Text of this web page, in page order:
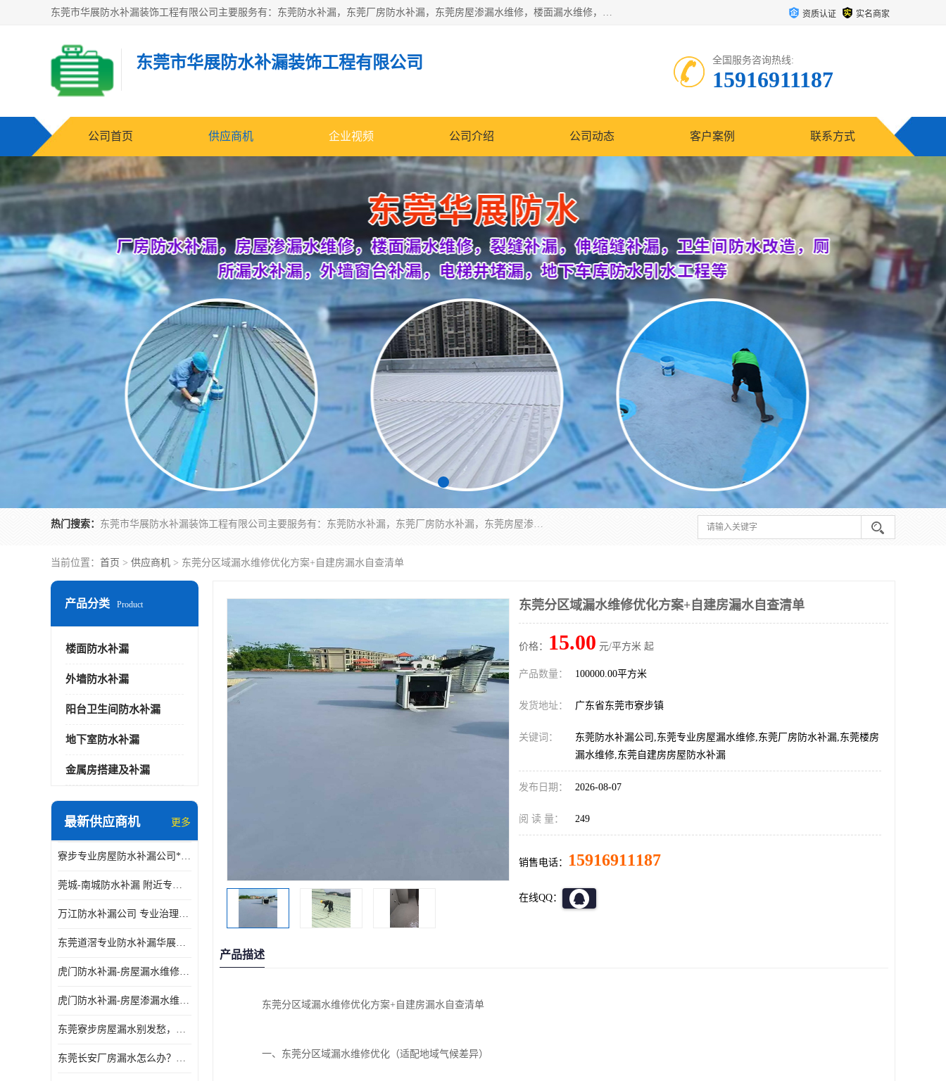
东莞市华展防水补漏装饰工程有限公司主要服务有：东莞防水补漏，东莞厂房防水补漏，东莞房屋渗漏水维修，楼面漏水维修，裂缝补漏，伸缩缝补漏，卫生间防水改造，厕所漏水补漏，外墙窗台补漏，电梯井堵漏，地下车库防水引水工程等 资质认证 实名商家
东莞市华展防水补漏装饰工程有限公司 全国服务咨询热线:
15916911187
公司首页 供应商机 企业视频 公司介绍 公司动态 客户案例 联系方式
热门搜索： 东莞市华展防水补漏装饰工程有限公司主要服务有：东莞防水补漏，东莞厂房防水补漏，东莞房屋渗漏水维修，楼面漏水维修，裂缝补漏，伸缩缝补漏，卫生间防水改造，厕所漏水补漏，外墙窗台补漏，电梯井堵漏，地下车库防水引水工程等
当前位置： 首页 > 供应商机 > 东莞分区域漏水维修优化方案+自建房漏水自查清单
产品分类 Product
楼面防水补漏
外墙防水补漏
阳台卫生间防水补漏
地下室防水补漏
金属房搭建及补漏
最新供应商机 更多
寮步专业房屋防水补漏公司*华展防水，值得信赖的选择
莞城-南城防水补漏 附近专修房屋漏水 免费上门看现场 修不好不收费
万江防水补漏公司 专业治理各项建筑物渗漏水 精准选材 快速止水
东莞道滘专业防水补漏华展防水更专业，及时高效，五年质保
虎门防水补漏-房屋漏水维修 免费上门提供方案 高效解决渗漏水问题
虎门防水补漏-房屋渗漏水维修 免费上门提供方案 验收合格再收费
东莞寮步房屋漏水别发愁，华展防水为您解烦忧！
东莞长安厂房漏水怎么办？华展防水24小时解决渗漏难题
东莞分区域漏水维修优化方案+自建房漏水自查清单
价格： 15.00 元/平方米 起
产品数量： 100000.00平方米
发货地址： 广东省东莞市寮步镇
关键词：
东莞防水补漏公司,东莞专业房屋漏水维修,东莞厂房防水补漏,东莞楼房
漏水维修,东莞自建房房屋防水补漏
发布日期： 2026-08-07
阅 读 量： 249
销售电话： 15916911187
在线QQ：
产品描述
东莞分区域漏水维修优化方案+自建房漏水自查清单
一、东莞分区域漏水维修优化（适配地域气候差异）